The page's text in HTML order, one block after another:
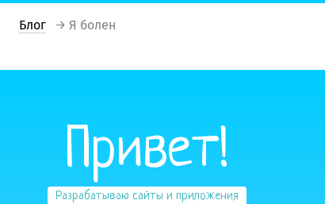
Блог → Я болен
Привет!
Разрабатываю сайты и приложения